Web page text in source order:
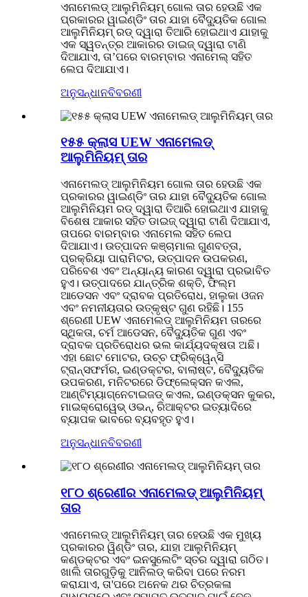
ଏନାମେଲଡ୍ ଆଲୁମିନିୟମ୍ ଗୋଲ ତାର ହେଉଛି ଏକ
ପ୍ରକାରର ୱାଇଣ୍ଡିଂ ତାର ଯାହା ବୈଦ୍ୟୁତିକ ଗୋଲ
ଆଲୁମିନିୟମ୍ ରଡ୍ ଦ୍ୱାରା ତିଆରି ହୋଇଥାଏ ଯାହାକୁ
ଏକ ସ୍ୱତନ୍ତ୍ର ଆକାରର ଡାଇଜ୍ ଦ୍ୱାରା ଟାଣି
ଦିଆଯାଏ, ତା’ପରେ ବାରମ୍ବାର ଏନାମେଲ୍ ସହିତ
ଲେପ ଦିଆଯାଏ।
ଅନୁସନ୍ଧାନବିବରଣୀ
୧୫୫ କ୍ଲାସ UEW ଏନାମେଲଡ୍
ଆଲୁମିନିୟମ୍ ତାର
ଏନାମେଲଡ୍ ଆଲୁମିନିୟମ ଗୋଲ ତାର ହେଉଛି ଏକ
ପ୍ରକାରର ୱାଇଣ୍ଡିଂ ତାର ଯାହା ବୈଦ୍ୟୁତିକ ଗୋଲ
ଆଲୁମିନିୟମ ରଡ୍ ଦ୍ୱାରା ତିଆରି ହୋଇଥାଏ ଯାହାକୁ
ବିଶେଷ ଆକାର ସହିତ ଡାଇଜ୍ ଦ୍ୱାରା ଟାଣି ଦିଆଯାଏ,
ତାପରେ ବାରମ୍ବାର ଏନାମେଲ ସହିତ ଲେପ
ଦିଆଯାଏ। ଉତ୍ପାଦନ କଞ୍ଚାମାଲ ଗୁଣବତ୍ତା,
ପ୍ରକ୍ରିୟା ପାରାମିଟର, ଉତ୍ପାଦନ ଉପକରଣ,
ପରିବେଶ ଏବଂ ଅନ୍ୟାନ୍ୟ କାରଣ ଦ୍ୱାରା ପ୍ରଭାବିତ
ହୁଏ। ଉତ୍ପାଦରେ ଯାନ୍ତ୍ରିକ ଶକ୍ତି, ଫିଲ୍ମ
ଆଡେସନ ଏବଂ ଦ୍ରାବକ ପ୍ରତିରୋଧ, ହାଲୁକା ଓଜନ
ଏବଂ ନମନୀୟତାର ଉତ୍କୃଷ୍ଟ ଗୁଣ ରହିଛି। 155
ଶ୍ରେଣୀ UEW ଏନାମେଲଡ୍ ଆଲୁମିନିୟମ ତାରରେ
ସ୍ଥିକତା, ଚର୍ମ ଆଡେସନ, ବୈଦ୍ୟୁତିକ ଗୁଣ ଏବଂ
ଦ୍ରାବକ ପ୍ରତିରୋଧର ଭଲ କାର୍ଯ୍ୟଦକ୍ଷତା ଅଛି।
ଏହା ଛୋଟ ମୋଟର, ଉଚ୍ଚ ଫ୍ରିକ୍ୱେନ୍ସି
ଟ୍ରାନ୍ସଫର୍ମର, ଇଣ୍ଡକ୍ଟର, ବାଲାଷ୍ଟ, ବୈଦ୍ୟୁତିକ
ଉପକରଣ, ମନିଟରରେ ଡିଫ୍ଲେକ୍ସନ କଏଲ,
ଆଣ୍ଟିମ୍ୟାଗ୍ନେଟାଇଜଡ୍ କଏଲ, ଇଣ୍ଡକ୍ସନ କୁକର,
ମାଇକ୍ରୋୱେଭ୍ ଓଭନ୍, ରିଆକ୍ଟର ଇତ୍ୟାଦିରେ
ବ୍ୟାପକ ଭାବରେ ବ୍ୟବହୃତ ହୁଏ।
ଅନୁସନ୍ଧାନବିବରଣୀ
୧୮୦ ଶ୍ରେଣୀର ଏନାମେଲଡ୍ ଆଲୁମିନିୟମ୍
ତାର
ଏନାମେଲଡ୍ ଆଲୁମିନିୟମ୍ ତାର ହେଉଛି ଏକ ମୁଖ୍ୟ
ପ୍ରକାରର ୱିଣ୍ଡିଂ ତାର, ଯାହା ଆଲୁମିନିୟମ୍
କଣ୍ଡକ୍ଟର ଏବଂ ଇନସୁଲେଟିଂ ସ୍ତର ଦ୍ୱାରା ଗଠିତ।
ଖାଲି ତାରଗୁଡ଼ିକୁ ଆନିଲଡ୍ କରିବା ପରେ ନରମ
କରାଯାଏ, ତା'ପରେ ଅନେକ ଥର ଚିତ୍ରକଳା